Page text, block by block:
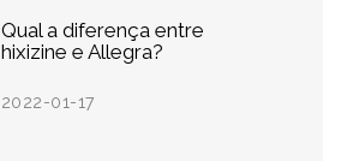
Qual a diferença entre
hixizine e Allegra?
2022-01-17